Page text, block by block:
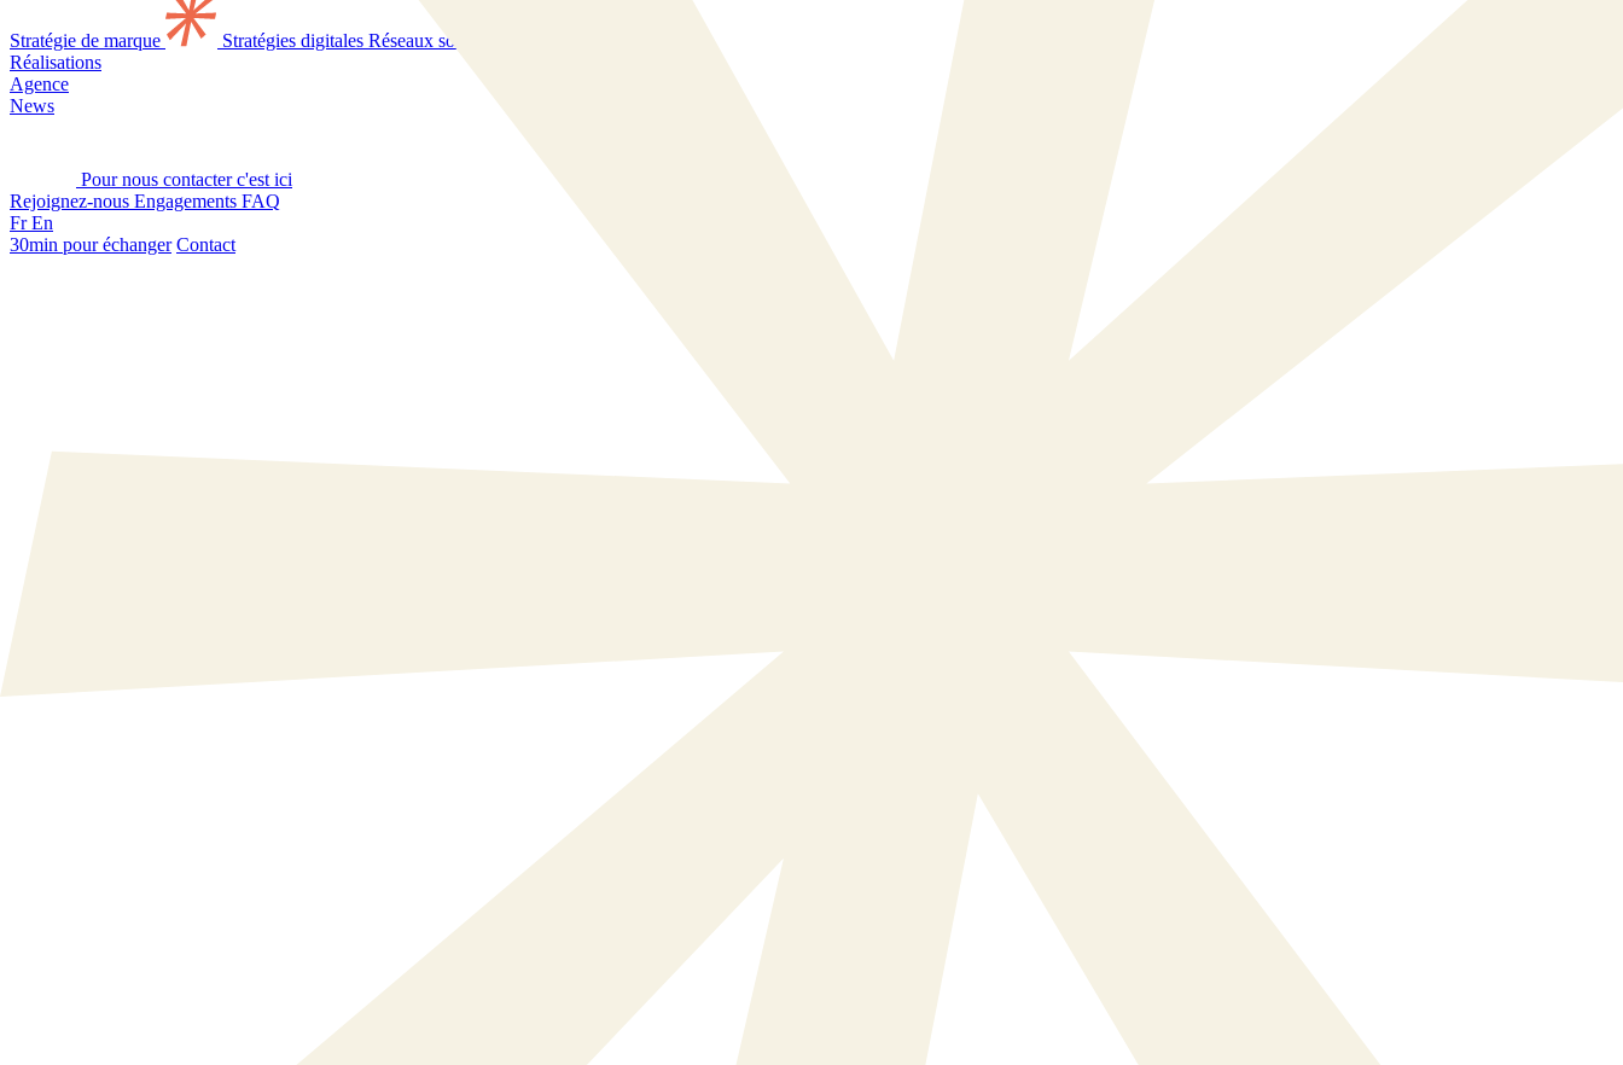
Stratégie de marque Stratégies digitales Réseaux sociaux
Réalisations
Agence
News
Pour nous contacter c'est ici
Rejoignez-nous Engagements FAQ
FrEn
30min pour échanger Contact